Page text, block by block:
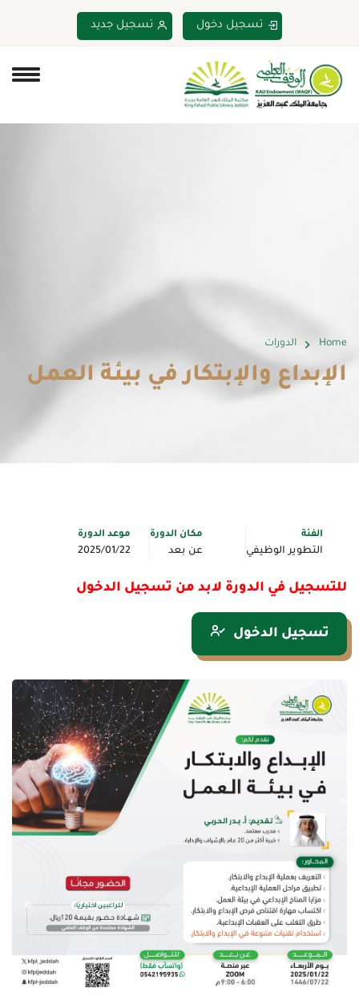
تسجيل دخول تسجيل جديد
Home الدورات
الإبداع والإبتكار في بيئة العمل
الفئة
التطوير الوظيفي
مكان الدورة
عن بعد
موعد الدورة
2025/01/22
للتسجيل في الدورة لابد من تسجيل الدخول
تسجيل الدخول